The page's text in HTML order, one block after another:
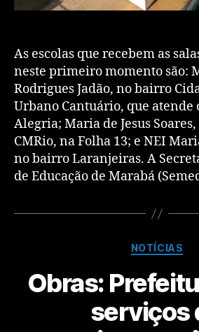
As escolas que recebem as
neste primeiro momento são:
Rodrigues Jadão, no bairro
Urbano Cantuário, que atende
Alegria; Maria de Jesus
CMRio, na Folha 13; e NEI
no bairro Laranjeiras. A
de Educação de Marabá
NOTÍCIAS
Obras:
serviços